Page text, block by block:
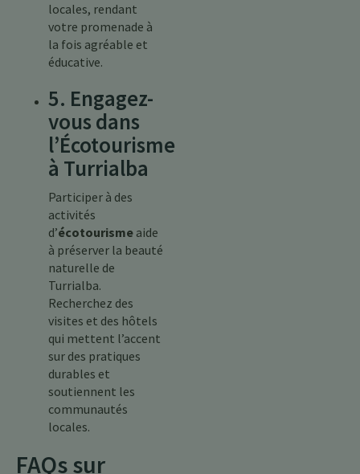
locales, rendant
votre promenade à
la fois agréable et
éducative.
5. Engagez-
vous dans
l’Écotourisme
à Turrialba
Participer à des
activités
d’écotourisme aide
à préserver la beauté
naturelle de
Turrialba.
Recherchez des
visites et des hôtels
qui mettent l’accent
sur des pratiques
durables et
soutiennent les
communautés
locales.
FAQs sur